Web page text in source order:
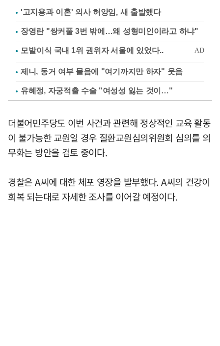
'고지용과 이혼' 의사 허양임, 새 출발했다
장영란 "쌍커풀 3번 밖에…왜 성형미인이라고 하냐"
제니, 동거 여부 물음에 "여기까지만 하자" 웃음
유혜정, 자궁적출 수술 "여성성 잃는 것이…"
더불어민주당도 이번 사건과 관련해 정상적인 교육 활동
이 불가능한 교원일 경우 질환교원심의위원회 심의를 의
무화는 방안을 검토 중이다.
경찰은 A씨에 대한 체포 영장을 발부했다. A씨의 건강이
회복 되는대로 자세한 조사를 이어갈 예정이다.